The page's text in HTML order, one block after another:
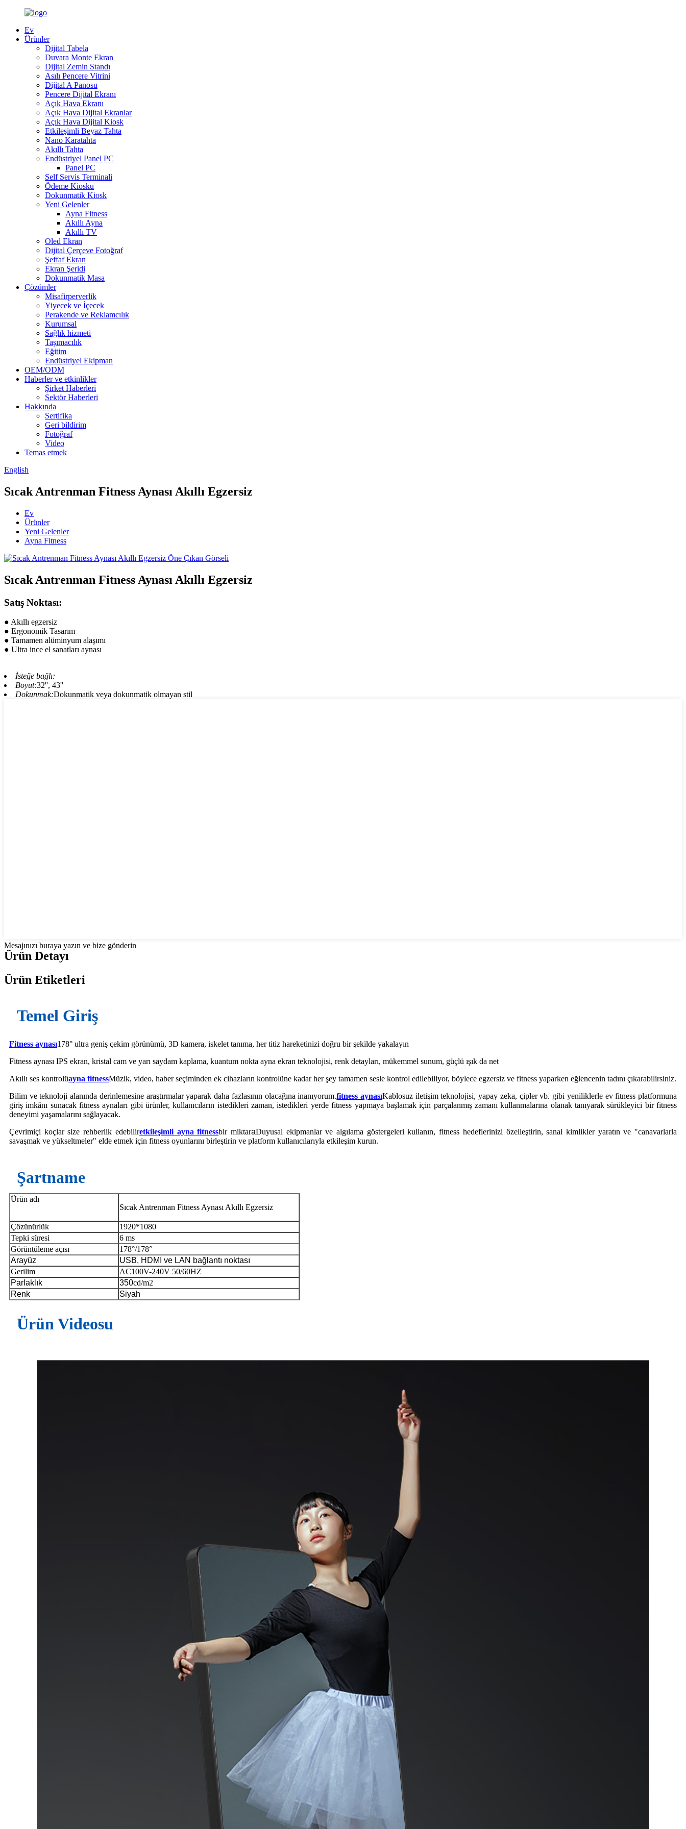
Ev
Ürünler
Dijital Tabela
Duvara Monte Ekran
Dijital Zemin Standı
Asılı Pencere Vitrini
Dijital A Panosu
Pencere Dijital Ekranı
Açık Hava Ekranı
Açık Hava Dijital Ekranlar
Açık Hava Dijital Kiosk
Etkileşimli Beyaz Tahta
Nano Karatahta
Akıllı Tahta
Endüstriyel Panel PC
Panel PC
Self Servis Terminali
Ödeme Kiosku
Dokunmatik Kiosk
Yeni Gelenler
Ayna Fitness
Akıllı Ayna
Akıllı TV
Oled Ekran
Dijital Çerçeve Fotoğraf
Şeffaf Ekran
Ekran Şeridi
Dokunmatik Masa
Çözümler
Misafirperverlik
Yiyecek ve İçecek
Perakende ve Reklamcılık
Kurumsal
Sağlık hizmeti
Taşımacılık
Eğitim
Endüstriyel Ekipman
OEM/ODM
Haberler ve etkinlikler
Şirket Haberleri
Sektör Haberleri
Hakkında
Sertifika
Geri bildirim
Fotoğraf
Video
Temas etmek
English
Sıcak Antrenman Fitness Aynası Akıllı Egzersiz
Ev
Ürünler
Yeni Gelenler
Ayna Fitness
Sıcak Antrenman Fitness Aynası Akıllı Egzersiz
Satış Noktası:
● Akıllı egzersiz
● Ergonomik Tasarım
● Tamamen alüminyum alaşımı
● Ultra ince el sanatları aynası
İsteğe bağlı:
Boyut:32'', 43''
Dokunmak:Dokunmatik veya dokunmatik olmayan stil
Mesajınızı buraya yazın ve bize gönderin
Ürün Detayı
Ürün Etiketleri
Temel Giriş
Fitness aynası178° ultra geniş çekim görünümü, 3D kamera, iskelet tanıma, her titiz hareketinizi doğru bir şekilde yakalayın
Fitness aynası IPS ekran, kristal cam ve yarı saydam kaplama, kuantum nokta ayna ekran teknolojisi, renk detayları, mükemmel sunum, güçlü ışık da net
Akıllı ses kontrolüayna fitnessMüzik, video, haber seçiminden ek cihazların kontrolüne kadar her şey tamamen sesle kontrol edilebiliyor, böylece egzersiz ve fitness yaparken eğlencenin tadını çıkarabilirsiniz.
Bilim ve teknoloji alanında derinlemesine araştırmalar yaparak daha fazlasının olacağına inanıyorum.fitness aynasıKablosuz iletişim teknolojisi, yapay zeka, çipler vb. gibi yeniliklerle ev fitness platformuna
giriş imkânı sunacak fitness aynaları gibi ürünler, kullanıcıların istedikleri zaman, istedikleri yerde fitness yapmaya başlamak için parçalanmış zamanı kullanmalarına olanak tanıyarak sürükleyici bir fitness
deneyimi yaşamalarını sağlayacak.
Çevrimiçi koçlar size rehberlik edebiliretkileşimli ayna fitnessbir miktaraDuyusal ekipmanlar ve algılama göstergeleri kullanın, fitness hedeflerinizi özelleştirin, sanal kimlikler yaratın ve "canavarlarla
savaşmak ve yükseltmeler" elde etmek için fitness oyunlarını birleştirin ve platform kullanıcılarıyla etkileşim kurun.
Şartname
Ürün adı
Sıcak Antrenman Fitness Aynası Akıllı Egzersiz
Çözünürlük
1920*1080
Tepki süresi
6 ms
Görüntüleme açısı
178°/178°
Arayüz
USB, HDMI ve LAN bağlantı noktası
Gerilim
AC100V-240V 50/60HZ
Parlaklık
350cd/m2
Renk
Siyah
Ürün Videosu